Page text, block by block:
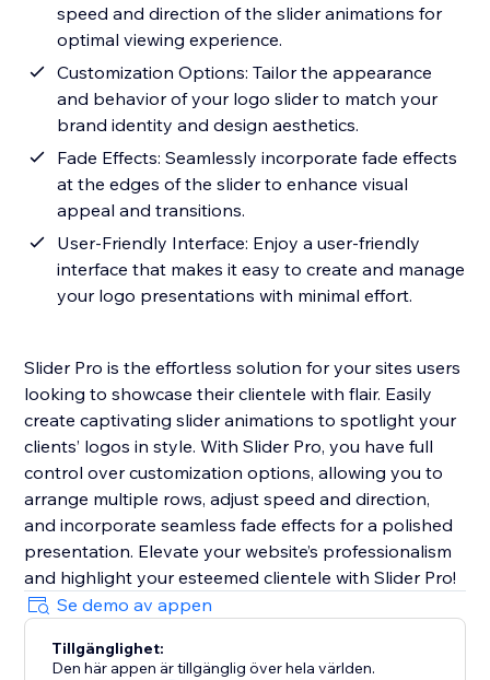
speed and direction of the slider animations for
optimal viewing experience.
Customization Options: Tailor the appearance
and behavior of your logo slider to match your
brand identity and design aesthetics.
Fade Effects: Seamlessly incorporate fade effects
at the edges of the slider to enhance visual
appeal and transitions.
User-Friendly Interface: Enjoy a user-friendly
interface that makes it easy to create and manage
your logo presentations with minimal effort.
Slider Pro is the effortless solution for your sites users
looking to showcase their clientele with flair. Easily
create captivating slider animations to spotlight your
clients’ logos in style. With Slider Pro, you have full
control over customization options, allowing you to
arrange multiple rows, adjust speed and direction,
and incorporate seamless fade effects for a polished
presentation. Elevate your website’s professionalism
and highlight your esteemed clientele with Slider Pro!
Se demo av appen
Tillgänglighet:
Den här appen är tillgänglig över hela världen.